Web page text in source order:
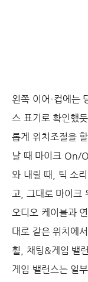
왼쪽 이어-컵에는
스 표기로 확인했듯
롭게 위치조절을
날 때 마이크 On/
와 내릴 때, 틱 소
고, 그대로 마이크
오디오 케이블과
대로 같은 위치에
휠, 채팅&게임 밸
게임 밸런스는 일